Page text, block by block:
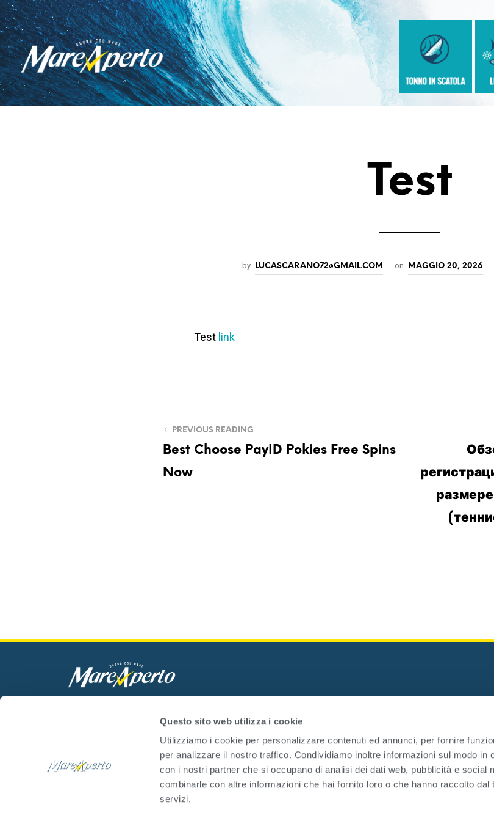
Questo sito web utilizza i cookie
Utilizziamo i cookie per personalizzare contenuti ed annunci, per fornire
per analizzare il nostro traffico. Condividiamo inoltre informazioni sul modo in
con i nostri partner che si occupano di analisi dei dati web, pubblicità e social
combinarle con altre informazioni che hai fornito loro o che hanno raccolto dal
servizi.
Test
by LUCASCARANO72@GMAIL.COM on MAGGIO 20, 2026
Test link
PREVIOUS READING
Best Choose PayID Pokies Free Spins
Now